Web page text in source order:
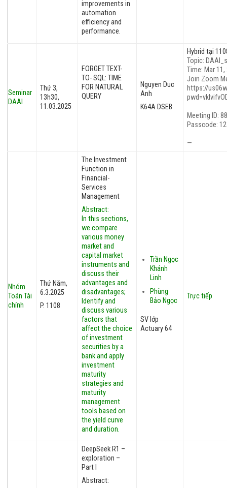
improvements in
automation
efficiency and
performance.
Seminar
DAAI
Thứ 3,
13h30,
11.03.2025
FORGET TEXT-
TO- SQL: TIME
FOR NATURAL
QUERY
Nguyen Duc
Anh
K64A DSEB
Hybrid tại
Topic:
Time: Mar
Join Zoom
https://
Meeting ID:
Passcode:
—
Nhóm
Toán Tài
chính
Thứ Năm,
6.3.2025
P. 1108
The Investment
Function in
Financial-
Services
Management
Abstract:
In this sections,
we compare
various money
market and
capital market
instruments and
discuss their
advantages and
disadvantages;
Identify and
discuss various
factors that
affect the choice
of investment
securities by a
bank and apply
investment
maturity
strategies and
maturity
management
tools based on
the yield curve
and duration.
Trần Ngọc
Khánh
Linh
Phùng
Bảo Ngọc
SV lớp
Actuary 64
Trực tiếp
DeepSeek R1 –
exploration –
Part I
Abstract: